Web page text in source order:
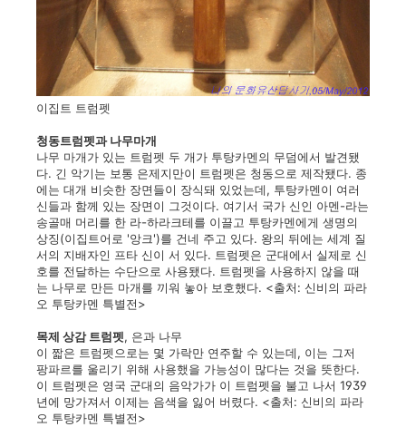
이집트 트럼펫
청동트럼펫과 나무마개
나무 마개가 있는 트럼펫 두 개가 투탕카멘의 무덤에서 발견됐
다. 긴 악기는 보통 은제지만이 트럼펫은 청동으로 제작됐다. 종
에는 대개 비슷한 장면들이 장식돼 있었는데, 투탕카멘이 여러
신들과 함께 있는 장면이 그것이다. 여기서 국가 신인 아멘-라는
송골매 머리를 한 라-하라크테를 이끌고 투탕카멘에게 생명의
상징(이집트어로 '앙크')를 건네 주고 있다. 왕의 뒤에는 세계 질
서의 지배자인 프타 신이 서 있다. 트럼펫은 군대에서 실제로 신
호를 전달하는 수단으로 사용됐다. 트럼펫을 사용하지 않을 때
는 나무로 만든 마개를 끼워 놓아 보호했다. <출처: 신비의 파라
오 투탕카멘 특별전>
목제 상감 트럼펫, 은과 나무
이 짧은 트럼펫으로는 몇 가락만 연주할 수 있는데, 이는 그저
팡파르를 울리기 위해 사용했을 가능성이 많다는 것을 뜻한다.
이 트럼펫은 영국 군대의 음악가가 이 트럼펫을 불고 나서 1939
년에 망가져서 이제는 음색을 잃어 버렸다. <출처: 신비의 파라
오 투탕카멘 특별전>